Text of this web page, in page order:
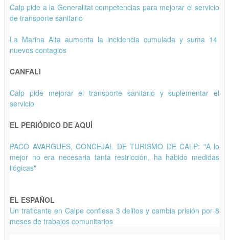
Calp pide a la Generalitat competencias para mejorar el servicio
de transporte sanitario
La Marina Alta aumenta la incidencia cumulada y suma 14
nuevos contagios
CANFALI
Calp pide mejorar el transporte sanitario y suplementar el
servicio
EL PERIÓDICO DE AQUÍ
PACO AVARGUES, CONCEJAL DE TURISMO DE CALP: "A lo
mejor no era necesaria tanta restricción, ha habido medidas
ilógicas"
EL ESPAÑOL
Un traficante en Calpe confiesa 3 delitos y cambia prisión por 8
meses de trabajos comunitarios